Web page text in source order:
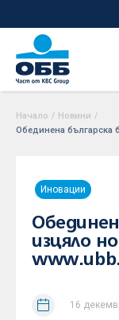
Начало / Новини /
Обединена българска
Иновации
изцяло
16